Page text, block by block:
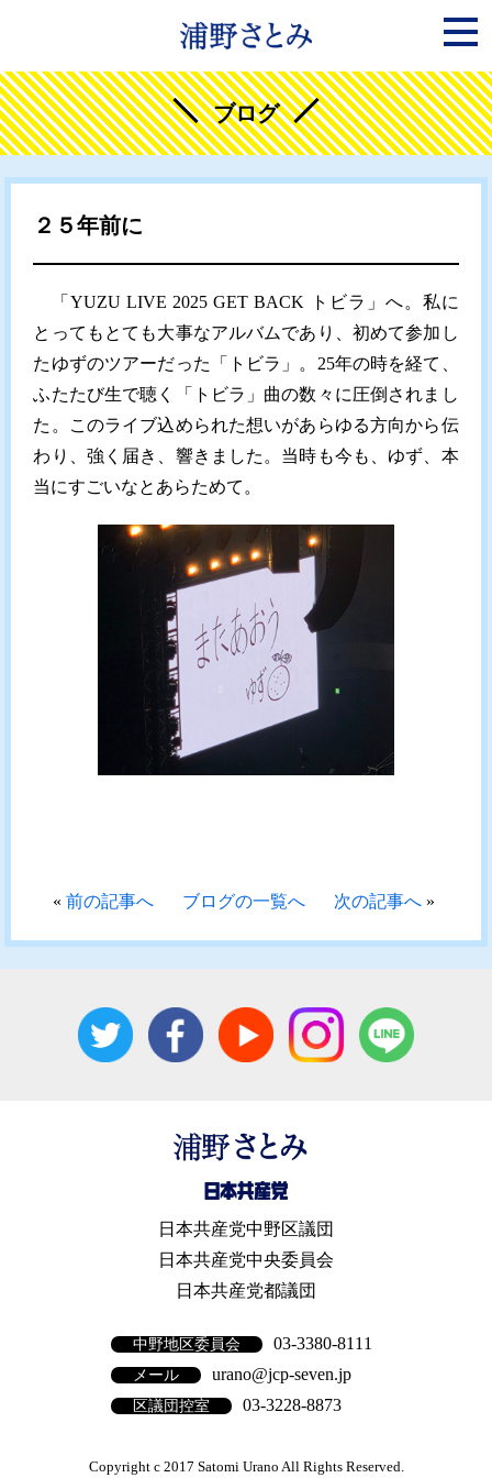
ブログ
２５年前に
「YUZU LIVE 2025 GET BACK トビラ」へ。私に
とってもとても大事なアルバムであり、初めて参加し
たゆずのツアーだった「トビラ」。25年の時を経て、
ふたたび生で聴く「トビラ」曲の数々に圧倒されまし
た。このライブ込められた想いがあらゆる方向から伝
わり、強く届き、響きました。当時も今も、ゆず、本
当にすごいなとあらためて。
«前の記事へ ブログの一覧へ 次の記事へ»
日本共産党中野区議団
日本共産党中央委員会
日本共産党都議団
中野地区委員会 03-3380-8111
メール urano@jcp-seven.jp
区議団控室 03-3228-8873
Copyright c 2017 Satomi Urano All Rights Reserved.